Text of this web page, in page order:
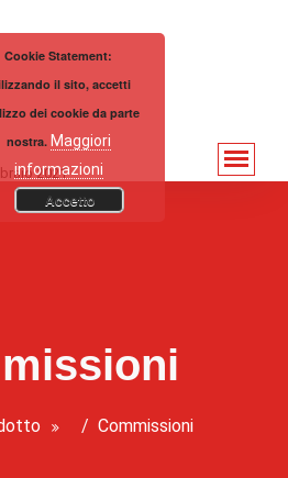
2021
/ Commissioni
Cookie Statement:
il sito, accetti
dei cookie da parte
nostra. Maggiori
informazioni
Accetto